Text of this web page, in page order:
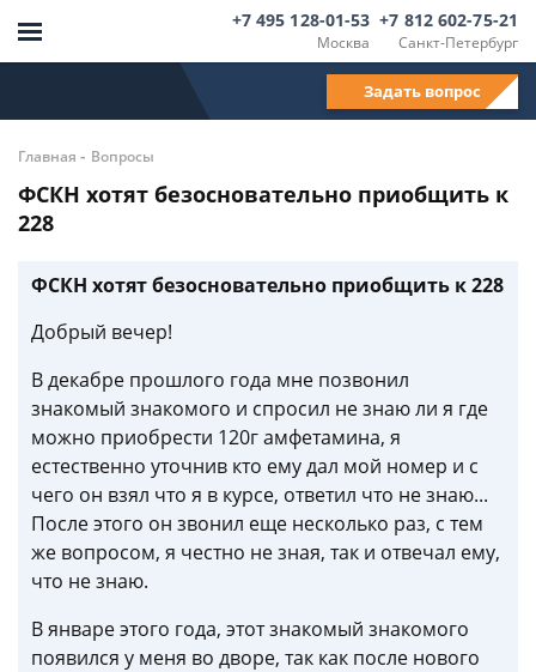
Москва
+7 495 128-01-53
Санкт-Петербург
+7 812 602-75-21
Задать вопрос
Главная - Вопросы
ФСКН хотят безосновательно приобщить к
228
ФСКН хотят безосновательно приобщить к 228
Добрый вечер!
В декабре прошлого года мне позвонил
знакомый знакомого и спросил не знаю ли я где
можно приобрести 120г амфетамина, я
естественно уточнив кто ему дал мой номер и с
чего он взял что я в курсе, ответил что не знаю...
После этого он звонил еще несколько раз, с тем
же вопросом, я честно не зная, так и отвечал ему,
что не знаю.
В январе этого года, этот знакомый знакомого
появился у меня во дворе, так как после нового